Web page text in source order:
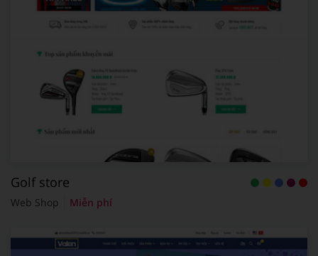
Golf store
Web Shop Miễn phí